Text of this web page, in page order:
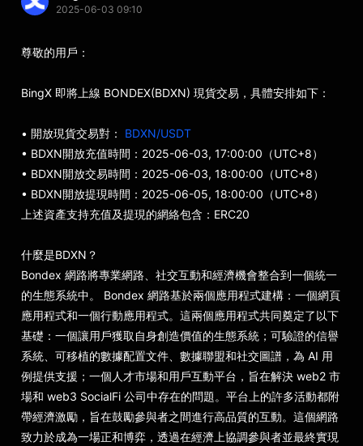
2025-06-03 09:10
尊敬的用戶：
BingX 即將上線 BONDEX(BDXN) 現貨交易，具體安排如下：
• 開放現貨交易對： BDXN/USDT
• BDXN開放充值時間：2025-06-03, 17:00:00（UTC+8）
• BDXN開放交易時間：2025-06-03, 18:00:00（UTC+8）
• BDXN開放提現時間：2025-06-05, 18:00:00（UTC+8）
上述資產支持充值及提現的網絡包含：ERC20
什麼是BDXN？
Bondex 網路將專業網路、社交互動和經濟機會整合到一個統一
的生態系統中。 Bondex 網路基於兩個應用程式建構：一個網頁
應用程式和一個行動應用程式。這兩個應用程式共同奠定了以下
基礎：一個讓用戶獲取自身創造價值的生態系統；可驗證的信譽
系統、可移植的數據配置文件、數據聯盟和社交圖譜，為 AI 用
例提供支援；一個人才市場和用戶互動平台，旨在解決 web2 市
場和 web3 SocialFi 公司中存在的問題。平台上的許多活動都附
帶經濟激勵，旨在鼓勵參與者之間進行高品質的互動。這個網路
致力於成為一場正和博弈，透過在經濟上協調參與者並最終實現